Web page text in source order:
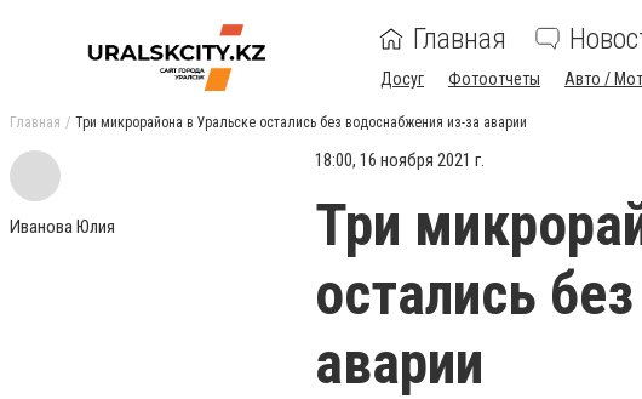
Главная
Досуг Фотоотчеты Авто /
Главная Три микрорайона в Уральске остались без водоснабжения из-за аварии
Иванова Юлия
18:00, 16 ноября 2021 г.
Три
остались
аварии